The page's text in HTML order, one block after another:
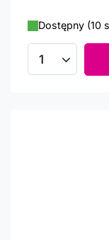
Dostępny (10
Ilość